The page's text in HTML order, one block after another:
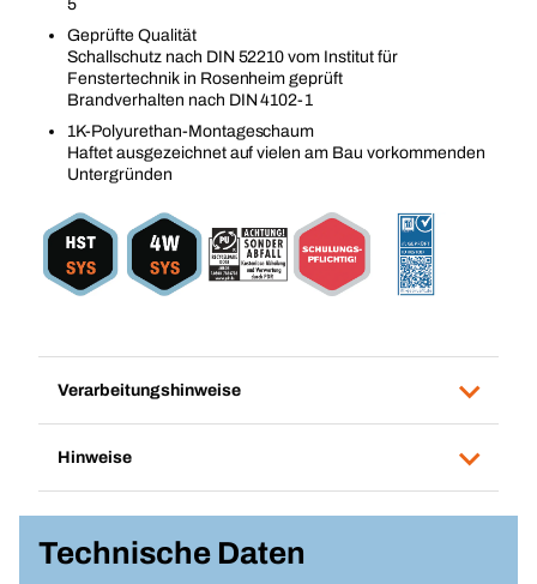
5
Geprüfte Qualität
Schallschutz nach DIN 52210 vom Institut für
Fenstertechnik in Rosenheim geprüft
Brandverhalten nach DIN 4102-1
1K-Polyurethan-Montageschaum
Haftet ausgezeichnet auf vielen am Bau vorkommenden
Untergründen
Verarbeitungshinweise
Hinweise
Technische Daten